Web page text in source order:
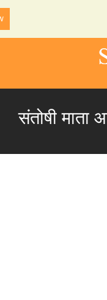
StarzSpeak
संतोषी